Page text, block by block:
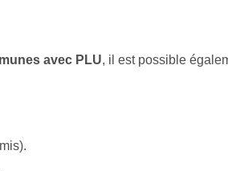
avec PLU, il est possible